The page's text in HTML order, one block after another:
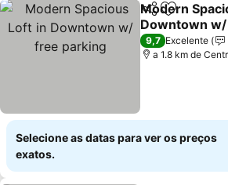
PartilharAdicionar
Modern
Downtown
parking
Ver preços
9,7 Excelente
a 1.8 km de
Selecione as datas para ver os preços
exatos.